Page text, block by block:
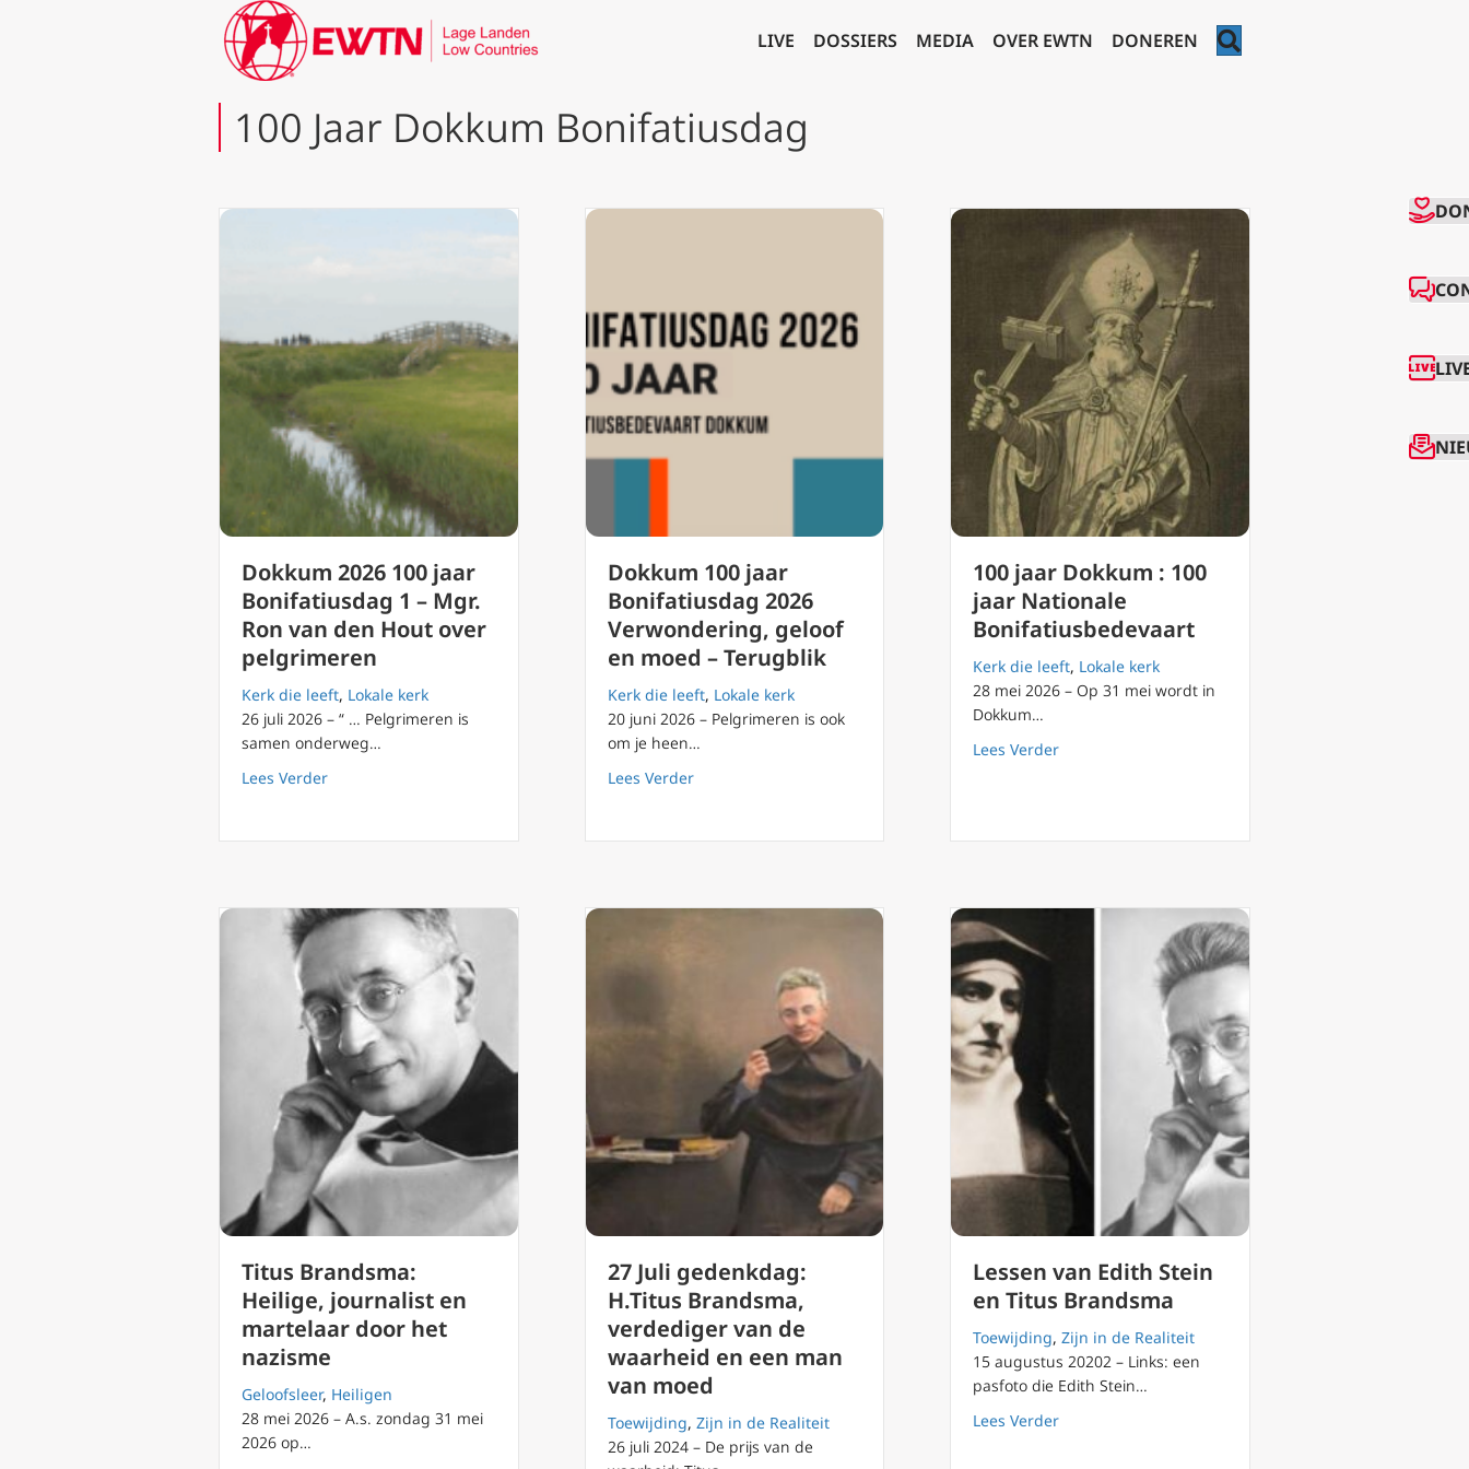
LIVE DOSSIERS MEDIA OVER EWTN DONEREN
100 Jaar Dokkum Bonifatiusdag
Dokkum 2026 100 jaar
Bonifatiusdag 1 – Mgr.
Ron van den Hout over
pelgrimeren
Kerk die leeft, Lokale kerk
26 juli 2026 – “ … Pelgrimeren is
samen onderweg…
Lees Verderabout Dokkum 2026 100 jaar Bonifatiusdag 1 – Mgr. Ron van den Hout over pelgrimeren
Dokkum 100 jaar
Bonifatiusdag 2026
Verwondering, geloof
en moed – Terugblik
Kerk die leeft, Lokale kerk
20 juni 2026 – Pelgrimeren is ook
om je heen…
Lees Verderabout Dokkum 100 jaar Bonifatiusdag 2026 Verwondering, geloof en moed – Terugblik
100 jaar Dokkum : 100
jaar Nationale
Bonifatiusbedevaart
Kerk die leeft, Lokale kerk
28 mei 2026 – Op 31 mei wordt in
Dokkum…
Lees Verderabout 100 jaar Dokkum : 100 jaar Nationale
Titus Brandsma:
Heilige, journalist en
martelaar door het
nazisme
Geloofsleer, Heiligen
28 mei 2026 – A.s. zondag 31 mei
2026 op…
27 Juli gedenkdag:
H.Titus Brandsma,
verdediger van de
waarheid en een man
van moed
Toewijding, Zijn in de Realiteit
26 juli 2024 – De prijs van de
Lessen van Edith Stein
en Titus Brandsma
Toewijding,Zijn in de Realiteit
15 augustus 20202 – Links: een
pasfoto die Edith Stein…
Lees Verderabout Lessen van Edith Stein en Titus Brandsma